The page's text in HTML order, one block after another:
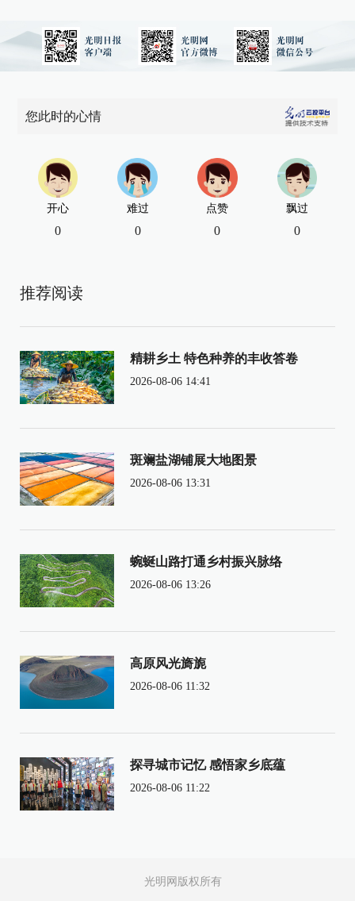
您此时的心情
开心
0
难过
0
点赞
0
飘过
0
推荐阅读
精耕乡土 特色种养的丰收答卷
2026-08-06 14:41
斑斓盐湖铺展大地图景
2026-08-06 13:31
蜿蜒山路打通乡村振兴脉络
2026-08-06 13:26
高原风光旖旎
2026-08-06 11:32
探寻城市记忆 感悟家乡底蕴
2026-08-06 11:22
光明网版权所有